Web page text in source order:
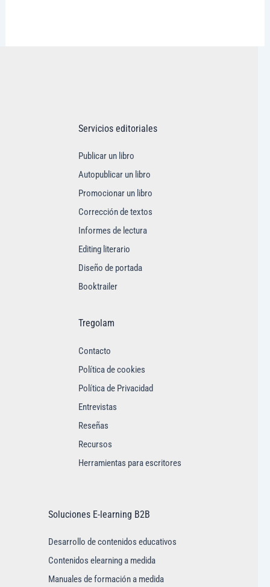
Servicios editoriales
Publicar un libro
Autopublicar un libro
Promocionar un libro
Corrección de textos
Informes de lectura
Editing literario
Diseño de portada
Booktrailer
Tregolam
Contacto
Política de cookies
Política de Privacidad
Entrevistas
Reseñas
Recursos
Herramientas para escritores
Soluciones E-learning B2B
Desarrollo de contenidos educativos
Contenidos elearning a medida
Manuales de formación a medida